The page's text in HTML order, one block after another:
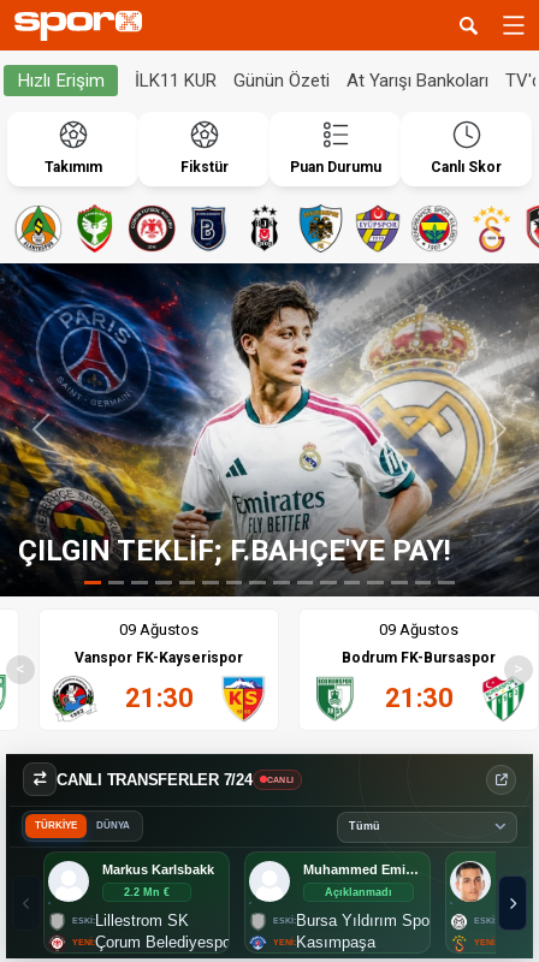
Hızlı Erişim İLK11 KUR Günün Özeti At Yarışı Bankoları
Takımım Fikstür Puan Durumu Canlı Skor
PAY! FENERBAHÇE'DE FLAŞ
Geri İleri
<
09 Ağustos
Vanspor FK-Kayserispor
21:30
09 Ağustos
Bodrum FK-Bursaspor
21:30
>
CANLI TRANSFERLER 7/24 CANLI
TÜRKİYE DÜNYA
Markus Karlsbakk
2.2 Mn €
Lillestrom SK
Çorum Belediyespor
Muhammed Emin Bektaş
Açıklanmadı
Bursa Yıldırım Spor
Kasımpaşa